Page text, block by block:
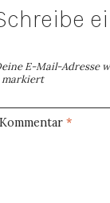
E-Mail-Adresse
markiert
Kommentar*